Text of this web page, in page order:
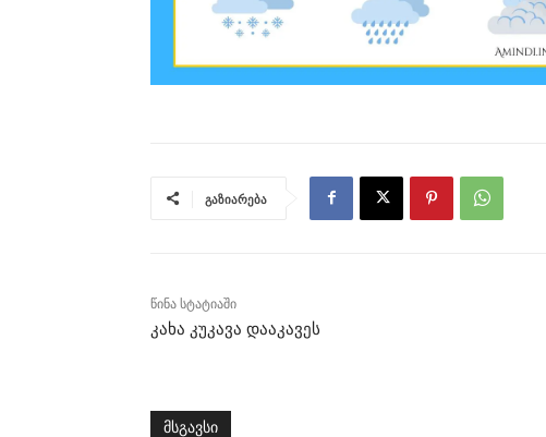
გაზიარება
წინა სტატიაში
კახა კუკავა დააკავეს
მსგავსი